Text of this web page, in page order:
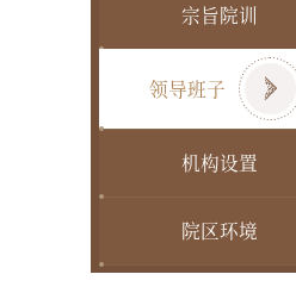
宗旨院训
领导班子
机构设置
院区环境